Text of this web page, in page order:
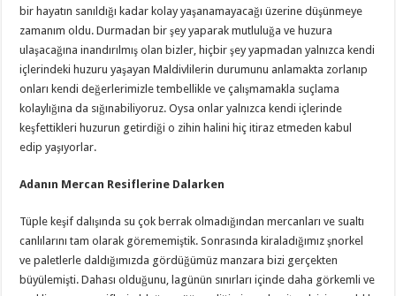
bir hayatın sanıldığı kadar kolay yaşanamayacağı üzerine düşünmeye
zamanım oldu. Durmadan bir şey yaparak mutluluğa ve huzura
ulaşacağına inandırılmış olan bizler, hiçbir şey yapmadan yalnızca kendi
içlerindeki huzuru yaşayan Maldivlilerin durumunu anlamakta zorlanıp
onları kendi değerlerimizle tembellikle ve çalışmamakla suçlama
kolaylığına da sığınabiliyoruz. Oysa onlar yalnızca kendi içlerinde
keşfettikleri huzurun getirdiği o zihin halini hiç itiraz etmeden kabul
edip yaşıyorlar.
Adanın Mercan Resiflerine Dalarken
Tüple keşif dalışında su çok berrak olmadığından mercanları ve sualtı
canlılarını tam olarak görememiştik. Sonrasında kiraladığımız şnorkel
ve paletlerle daldığımızda gördüğümüz manzara bizi gerçekten
büyülemişti. Dahası olduğunu, lagünün sınırları içinde daha görkemli ve